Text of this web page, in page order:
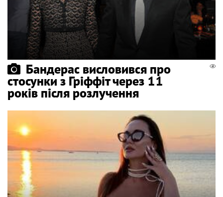
Бандерас висловився про
стосунки з Гріффіт через 11
років після розлучення